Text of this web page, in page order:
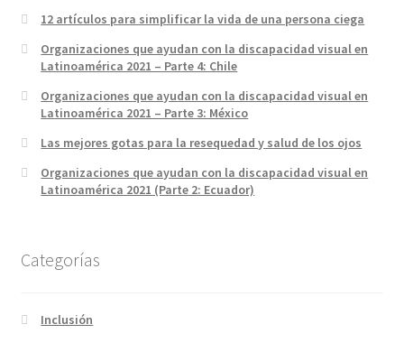
12 artículos para simplificar la vida de una persona ciega
Organizaciones que ayudan con la discapacidad visual en
Latinoamérica 2021 – Parte 4: Chile
Organizaciones que ayudan con la discapacidad visual en
Latinoamérica 2021 – Parte 3: México
Las mejores gotas para la resequedad y salud de los ojos
Organizaciones que ayudan con la discapacidad visual en
Latinoamérica 2021 (Parte 2: Ecuador)
Categorías
Inclusión